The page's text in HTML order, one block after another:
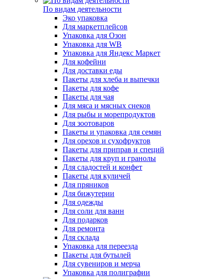
По видам деятельности
Эко упаковка
Для маркетплейсов
Упаковка для Озон
Упаковка для WB
Упаковка для Яндекс Маркет
Для кофейни
Для доставки еды
Пакеты для хлеба и выпечки
Пакеты для кофе
Пакеты для чая
Для мяса и мясных снеков
Для рыбы и морепродуктов
Для зоотоваров
Пакеты и упаковка для семян
Для орехов и сухофруктов
Пакеты для приправ и специй
Пакеты для круп и гранолы
Для сладостей и конфет
Пакеты для куличей
Для пряников
Для бижутерии
Для одежды
Для соли для ванн
Для подарков
Для ремонта
Для склада
Упаковка для переезда
Пакеты для бутылей
Для сувениров и мерча
Упаковка для полиграфии